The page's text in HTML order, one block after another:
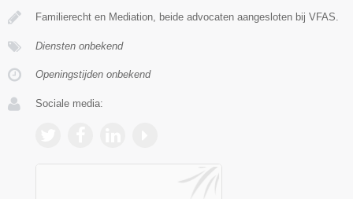
Familierecht en Mediation, beide advocaten aangesloten bij VFAS.
Diensten onbekend
Openingstijden onbekend
Sociale media: